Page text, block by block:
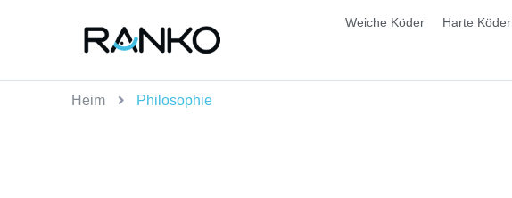
Weiche Köder Harte Köder
Heim Philosophie